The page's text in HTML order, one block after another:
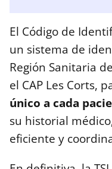
El Código de
un sistema de
Región Sanitaria
el CAP Les Corts,
único a cada
su historial
eficiente y